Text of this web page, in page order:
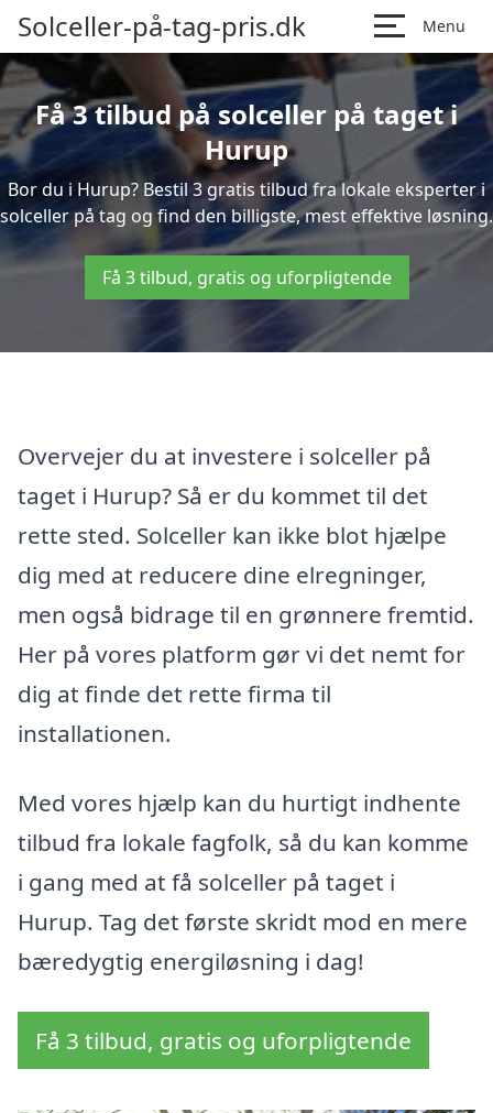
Solceller-på-tag-pris.dk Menu
Få 3 tilbud på solceller på taget i
Hurup
Bor du i Hurup? Bestil 3 gratis tilbud fra lokale eksperter i
solceller på tag og find den billigste, mest effektive løsning.
Få 3 tilbud, gratis og uforpligtende
Overvejer du at investere i solceller på
taget i Hurup? Så er du kommet til det
rette sted. Solceller kan ikke blot hjælpe
dig med at reducere dine elregninger,
men også bidrage til en grønnere fremtid.
Her på vores platform gør vi det nemt for
dig at finde det rette firma til
installationen.
Med vores hjælp kan du hurtigt indhente
tilbud fra lokale fagfolk, så du kan komme
i gang med at få solceller på taget i
Hurup. Tag det første skridt mod en mere
bæredygtig energiløsning i dag!
Få 3 tilbud, gratis og uforpligtende